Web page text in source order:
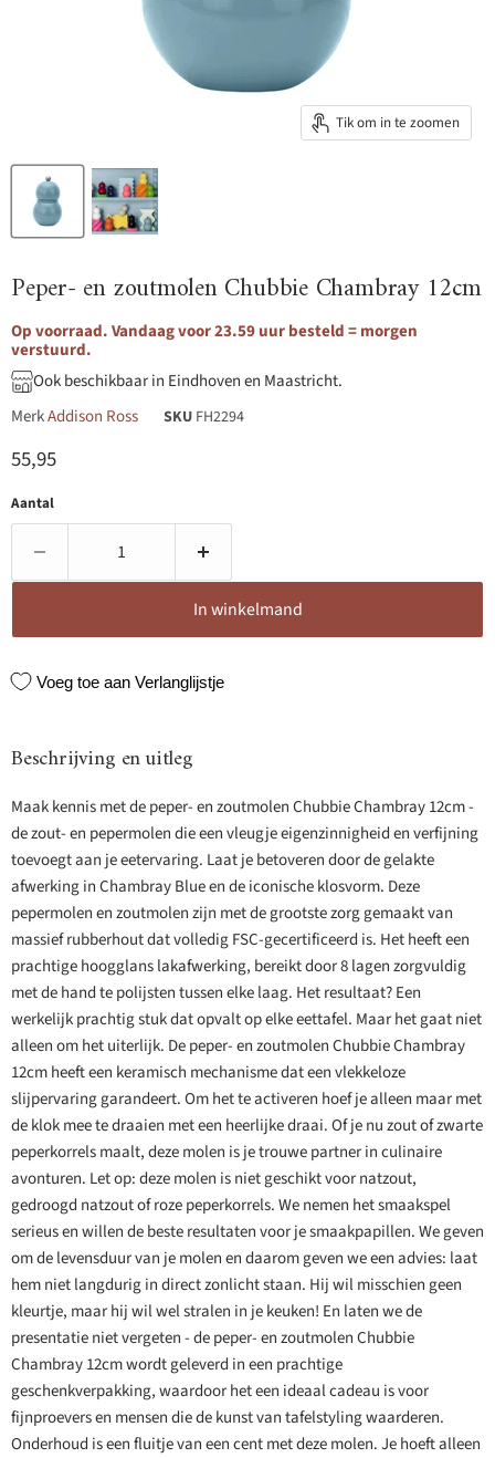
Tik om in te zoomen
Peper- en zoutmolen Chubbie Chambray 12cm
Op voorraad. Vandaag voor 23.59 uur besteld = morgen
verstuurd.
Ook beschikbaar in Eindhoven en Maastricht.
MerkAddison Ross SKU FH2294
Huidige prijs
55,95
Aantal
In winkelmand
Voeg toe aan Verlanglijstje
Beschrijving en uitleg
Maak kennis met de peper- en zoutmolen Chubbie Chambray 12cm -
de zout- en pepermolen die een vleugje eigenzinnigheid en verfijning
toevoegt aan je eetervaring. Laat je betoveren door de gelakte
afwerking in Chambray Blue en de iconische klosvorm. Deze
pepermolen en zoutmolen zijn met de grootste zorg gemaakt van
massief rubberhout dat volledig FSC-gecertificeerd is. Het heeft een
prachtige hoogglans lakafwerking, bereikt door 8 lagen zorgvuldig
met de hand te polijsten tussen elke laag. Het resultaat? Een
werkelijk prachtig stuk dat opvalt op elke eettafel. Maar het gaat niet
alleen om het uiterlijk. De peper- en zoutmolen Chubbie Chambray
12cm heeft een keramisch mechanisme dat een vlekkeloze
slijpervaring garandeert. Om het te activeren hoef je alleen maar met
de klok mee te draaien met een heerlijke draai. Of je nu zout of zwarte
peperkorrels maalt, deze molen is je trouwe partner in culinaire
avonturen. Let op: deze molen is niet geschikt voor natzout,
gedroogd natzout of roze peperkorrels. We nemen het smaakspel
serieus en willen de beste resultaten voor je smaakpapillen. We geven
om de levensduur van je molen en daarom geven we een advies: laat
hem niet langdurig in direct zonlicht staan. Hij wil misschien geen
kleurtje, maar hij wil wel stralen in je keuken! En laten we de
presentatie niet vergeten - de peper- en zoutmolen Chubbie
Chambray 12cm wordt geleverd in een prachtige
geschenkverpakking, waardoor het een ideaal cadeau is voor
fijnproevers en mensen die de kunst van tafelstyling waarderen.
Onderhoud is een fluitje van een cent met deze molen. Je hoeft alleen